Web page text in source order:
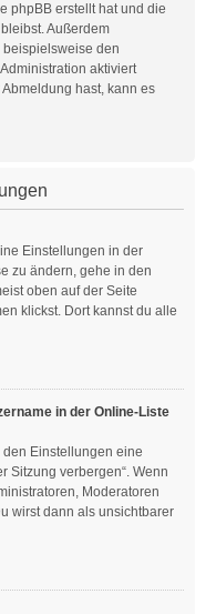
phpBB erstellt hat und die
Außerdem
den
aktiviert
hast, kann es
Einstellungen in der
zu ändern, gehe in den
oben auf der Seite
klickst. Dort kannst du alle
in der Online-Liste
Einstellungen eine
Sitzung verbergen“. Wenn
Moderatoren
wirst dann als unsichtbarer